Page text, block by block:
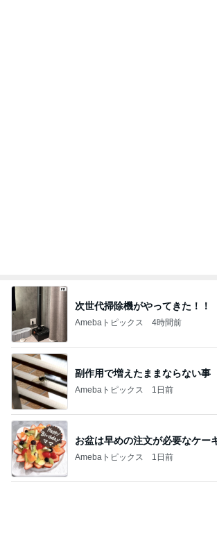
次世代掃除機がやってきた！！
Amebaトピックス 4時間前
副作用で増えたままならない事
Amebaトピックス 1日前
お盆は早めの注文が必要なケーキ
Amebaトピックス 1日前